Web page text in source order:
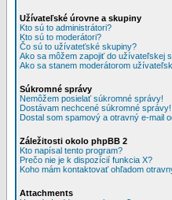
Užívateľské úrovne a skupiny
Kto sú to administrátori?
Kto sú to moderátori?
Čo sú to užívateťské skupiny?
Ako sa môžem zapojiť do užívateľskej
Ako sa stanem moderátorom
Súkromné správy
Nemôžem posielať súkromné správy!
Dostávam nechcené súkromné správy!
Dostal som spamový a otravný e-mail
Záležitosti okolo phpBB 2
Kto napísal tento program?
Prečo nie je k dispozícií funkcia X?
Koho mám kontaktovať ohľadom
Attachments